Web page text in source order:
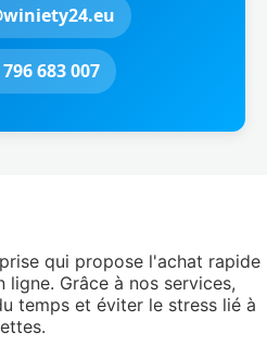
796 683 007
qui propose l'achat rapide
Grâce à nos services,
temps et éviter le stress lié à